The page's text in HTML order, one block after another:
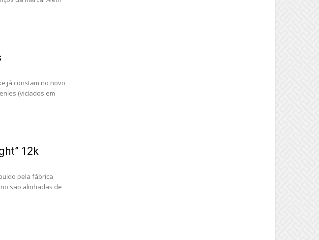
já constam no novo
(viciados em
12k
pela fábrica
são alinhadas de